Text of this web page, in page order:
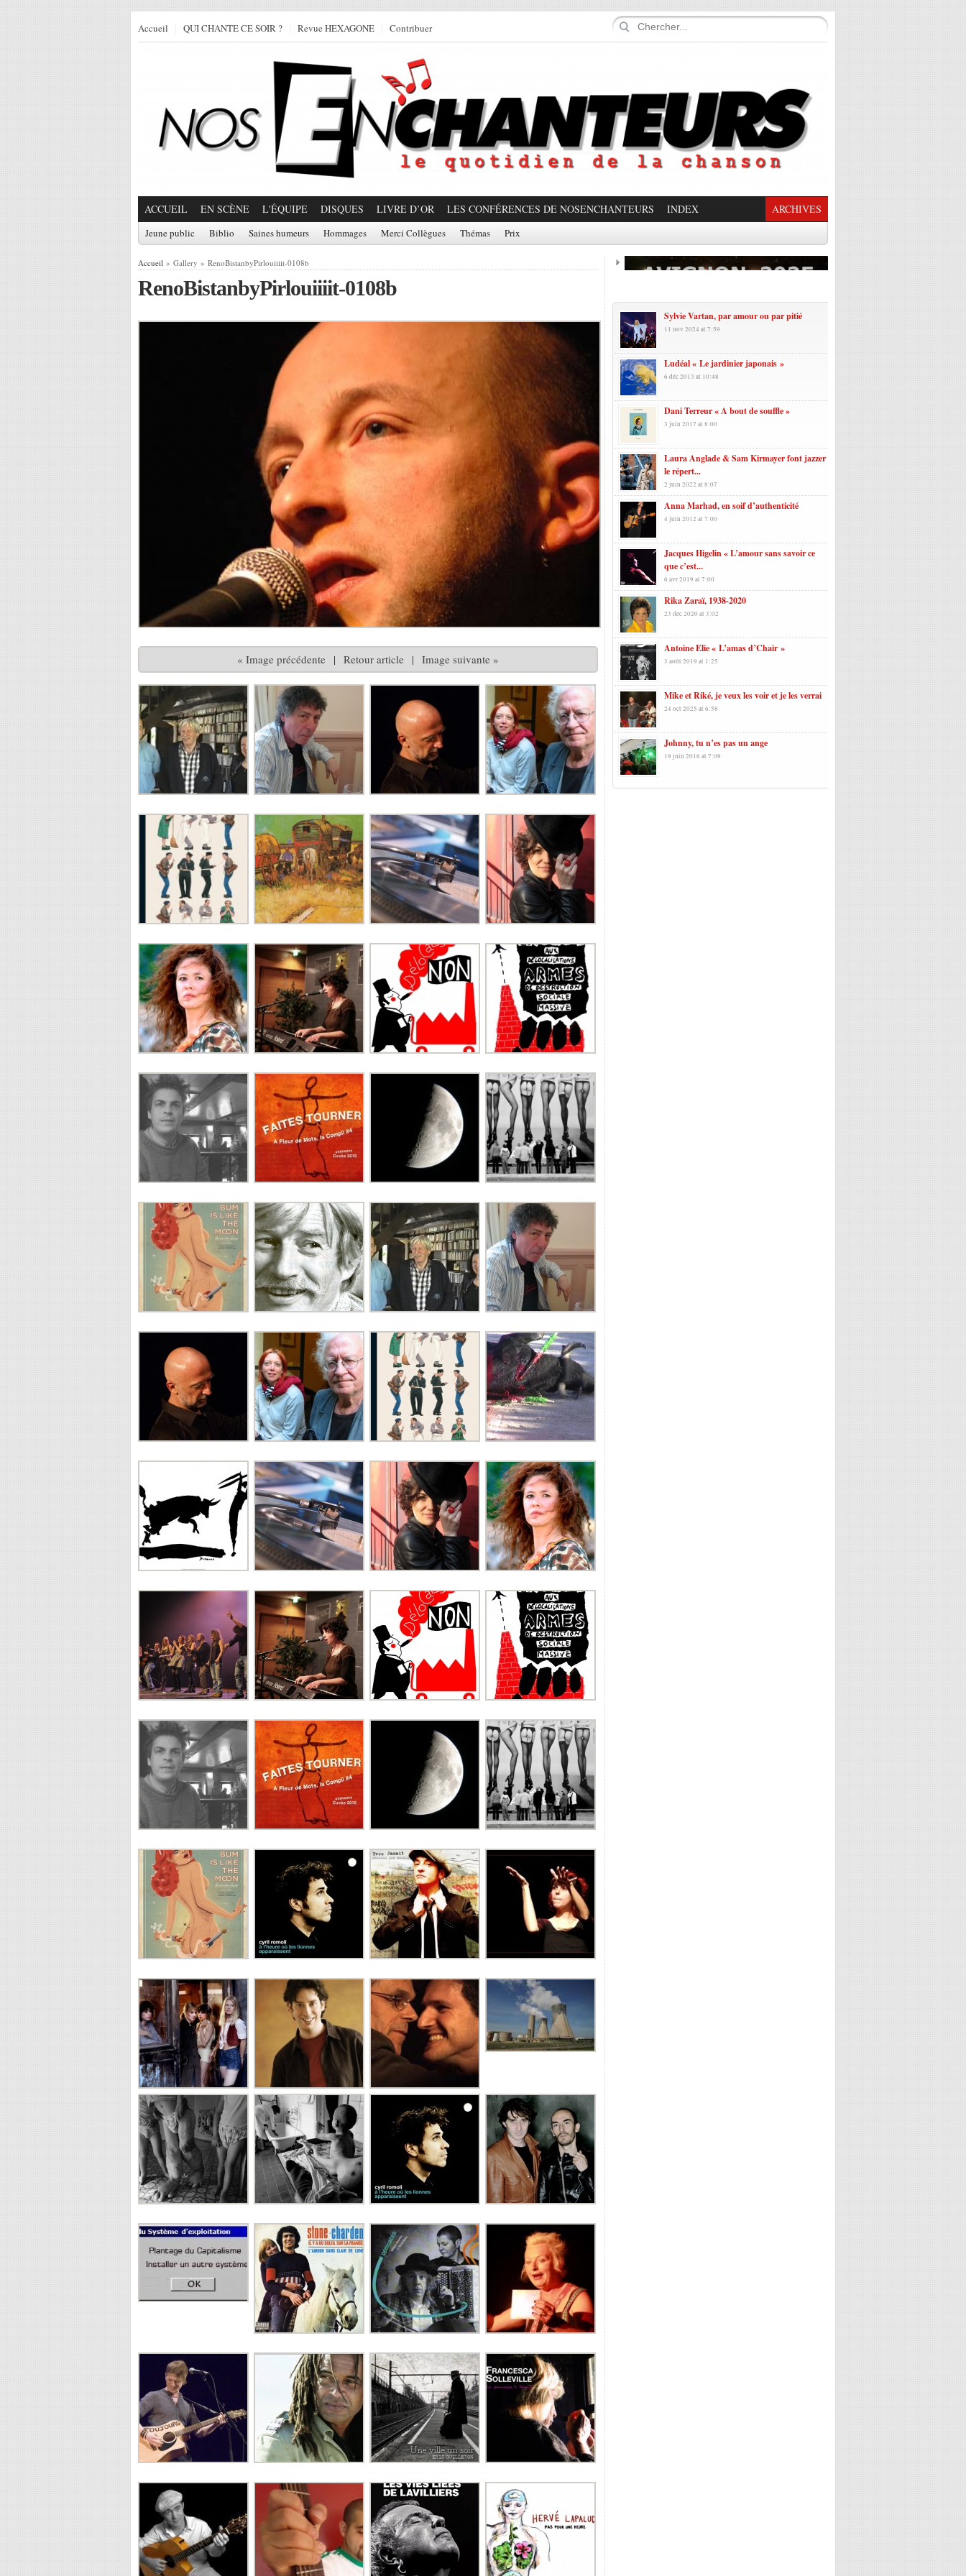
Accueil QUI CHANTE CE SOIR ? Revue HEXAGONE Contribuer
ACCUEIL EN SCÈNE L'ÉQUIPE DISQUES LIVRE D’OR LES CONFÉRENCES DE NOSENCHANTEURS INDEX ARCHIVES
Jeune public Biblio Saines humeurs Hommages Merci Collègues Thémas Prix
Accueil » Gallery » RenoBistanbyPirlouiiiit-0108b
RenoBistanbyPirlouiiiit-0108b
« Image précédente | Retour article | Image suivante »
Sylvie Vartan, par amour ou par pitié
11 nov 2024 at 7:59
Ludéal « Le jardinier japonais »
6 déc 2013 at 10:48
Dani Terreur « A bout de souffle »
3 juin 2017 at 8:00
Laura Anglade & Sam Kirmayer font jazzer
le répert...
2 juin 2022 at 8:07
Anna Marhad, en soif d’authenticité
4 juin 2012 at 7:00
Jacques Higelin « L’amour sans savoir ce
que c’est...
6 avr 2019 at 7:00
Rika Zaraï, 1938-2020
23 déc 2020 at 3:02
Antoine Elie « L’amas d’Chair »
3 août 2019 at 1:25
Mike et Riké, je veux les voir et je les verrai
24 oct 2025 at 6:58
Johnny, tu n’es pas un ange
19 juin 2016 at 7:09